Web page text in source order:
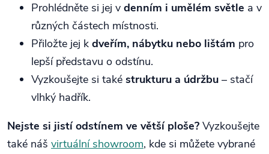
Prohlédněte si jej v denním i umělém světle a v
různých částech místnosti.
Přiložte jej k dveřím, nábytku nebo lištám pro
lepší představu o odstínu.
Vyzkoušejte si také strukturu a údržbu – stačí
vlhký hadřík.
Nejste si jistí odstínem ve větší ploše? Vyzkoušejte
také náš virtuální showroom, kde si můžete vybrané